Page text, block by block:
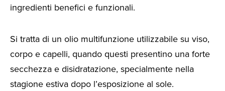
ingredienti benefici e funzionali.
Si tratta di un olio multifunzione utilizzabile su viso,
corpo e capelli, quando questi presentino una forte
secchezza e disidratazione, specialmente nella
stagione estiva dopo l’esposizione al sole.